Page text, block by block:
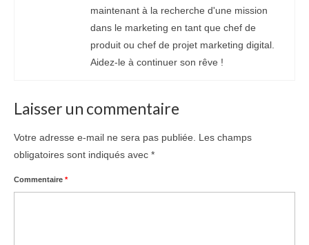
maintenant à la recherche d'une mission
dans le marketing en tant que chef de
produit ou chef de projet marketing digital.
Aidez-le à continuer son rêve !
Laisser un commentaire
Votre adresse e-mail ne sera pas publiée.
Les champs
obligatoires sont indiqués avec *
Commentaire *